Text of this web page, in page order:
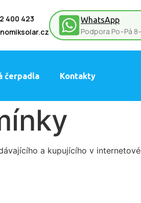
400 423
WhatsApp
Podpora Po–Pá
čerpadla Kontakty
a kupujícího v